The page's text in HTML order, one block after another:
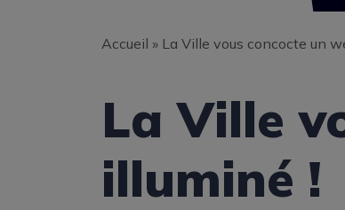
Accueil » La Ville vous concocte un
La Ville
illuminé !